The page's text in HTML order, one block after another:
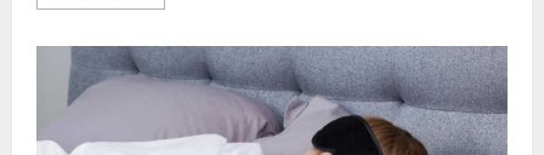
more
пір’я
потрібно
на
точний